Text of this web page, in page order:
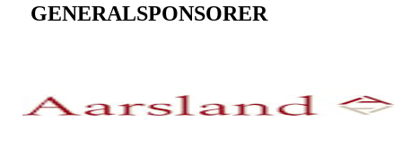
GENERALSPONSORER